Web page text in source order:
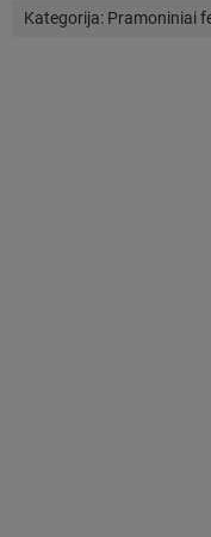
Kategorija: Pramoniniai